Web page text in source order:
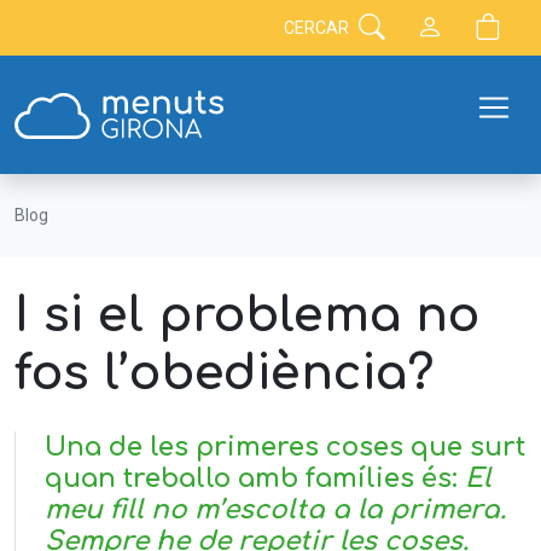
CERCAR
Blog
I si el problema no
fos l’obediència?
Una de les primeres coses que surt
quan treballo amb famílies és: El
meu fill no m’escolta a la primera.
Sempre he de repetir les coses.